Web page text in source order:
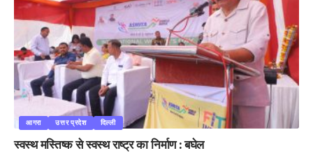
आगरा उत्तर प्रदेश दिल्ली
स्वस्थ मस्तिष्क से स्वस्थ राष्ट्र का निर्माण : बघेल